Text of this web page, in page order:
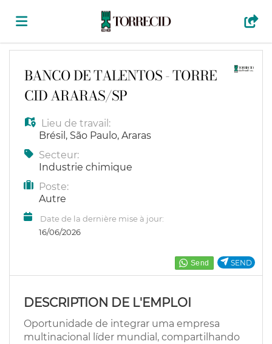
Déposez
votre
CV
Connexion
Langue
EN
FR
SEND
BANCO DE TALENTOS - TORRE
CID ARARAS/SP
Lieu de travail:
Brésil , São Paulo, Araras
Secteur:
Industrie chimique
Poste:
Autre
Date de la dernière mise à jour:
16/06/2026
DESCRIPTION DE L'EMPLOI
Oportunidade de integrar uma empresa
multinacional líder mundial, compartilhando